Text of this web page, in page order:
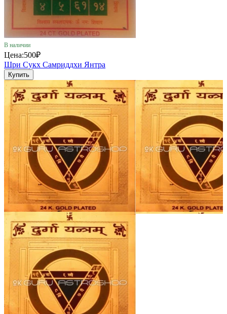
В наличии
Цена:500₽
Шри Сукх Самриддхи Янтра
Купить